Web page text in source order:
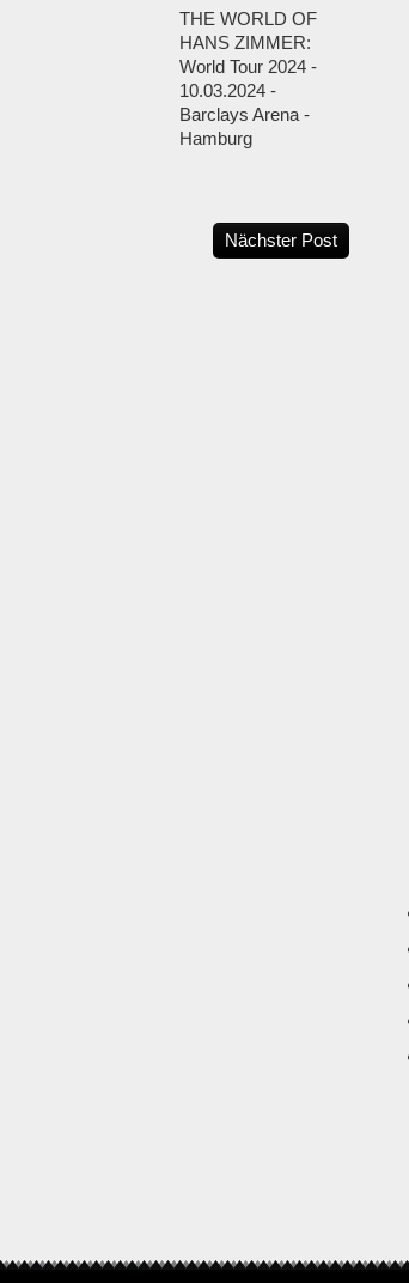
THE WORLD OF
HANS ZIMMER:
World Tour 2024 -
10.03.2024 -
Barclays Arena -
Hamburg
Nächster Post